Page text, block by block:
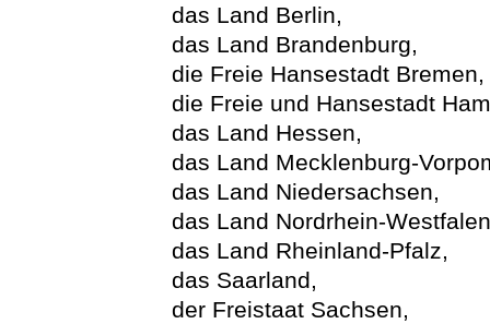
das Land Berlin,
das Land Brandenburg,
die Freie Hansestadt Bremen,
die Freie und Hansestadt
das Land Hessen,
das Land Mecklenburg-
das Land Niedersachsen,
das Land Nordrhein-
das Land Rheinland-Pfalz,
das Saarland,
der Freistaat Sachsen,